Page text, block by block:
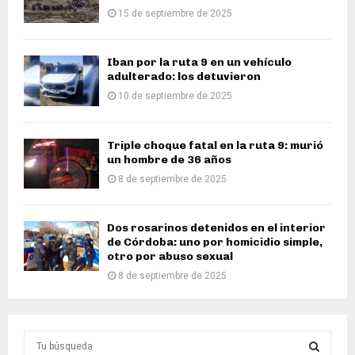
15 de septiembre de 2025
Iban por la ruta 9 en un vehículo
adulterado: los detuvieron
10 de septiembre de 2025
Triple choque fatal en la ruta 9: murió
un hombre de 36 años
8 de septiembre de 2025
Dos rosarinos detenidos en el interior
de Córdoba: uno por homicidio simple,
otro por abuso sexual
8 de septiembre de 2025